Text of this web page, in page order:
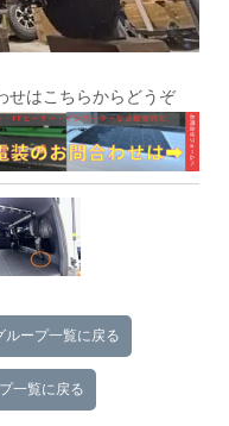
せはこちらからどうぞ
ープ一覧に戻る
一覧に戻る